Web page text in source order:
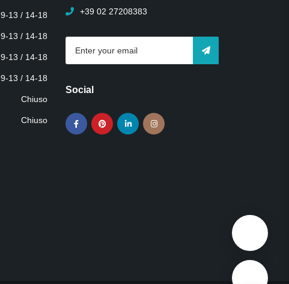
9-13 / 14-18
9-13 / 14-18
9-13 / 14-18
9-13 / 14-18
Chiuso
Chiuso
+39 02 27208383
Social